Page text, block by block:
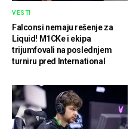
VESTI
Falconsi nemaju rešenje za
Liquid! M1CKe i ekipa
trijumfovali na poslednjem
turniru pred International